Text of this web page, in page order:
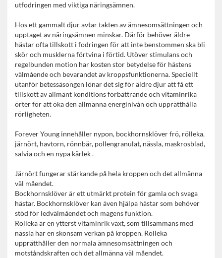
utfodringen med viktiga näringsämnen.
Hos ett gammalt djur avtar takten av ämnesomsättningen och
upptaget av näringsämnen minskar. Därför behöver äldre
hästar ofta tillskott i fodringen för att inte benstommen ska bli
skör och musklerna förtvina i förtid. Utöver stimulans och
regelbunden motion har kosten stor betydelse för hästens
välmående och bevarandet av kroppsfunktionerna. Speciellt
utanför betessäsongen lönar det sig för äldre djur att få ett
tillskott av allmänt konditions förbättrande och vitaminrika
örter för att öka den allmänna energinivån och upprätthålla
rörligheten.
Forever Young innehåller nypon, bockhornsklöver frö, rölleka,
järnört, havtorn, rönnbär, pollengranulat, nässla, maskrosblad,
salvia och en nypa kärlek .
Järnört fungerar stärkande på hela kroppen och det allmänna
väl måendet.
Bockhornsklöver är ett utmärkt protein för gamla och svaga
hästar. Bockhornsklöver kan även hjälpa hästar som behöver
stöd för ledvälmåendet och magens funktion.
Rölleka är en ytterst vitaminrik växt, som tillsammans med
nässla har en skonsam verkan på kroppen. Rölleka
upprätthåller den normala ämnesomsättningen och
motståndskraften och det allmänna väl måendet.